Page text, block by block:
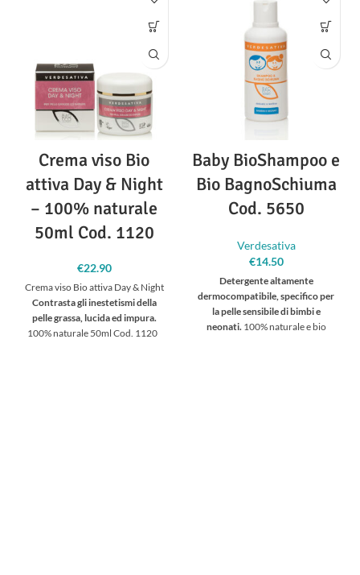
Crema viso Bio
attiva Day & Night
– 100% naturale
50ml Cod. 1120
€22.90
Crema viso Bio attiva Day & Night
Contrasta gli inestetismi della
pelle grassa, lucida ed impura.
100% naturale 50ml Cod. 1120
Baby BioShampoo e
Bio BagnoSchiuma
Cod. 5650
Verdesativa
€14.50
Detergente altamente
dermocompatibile, specifico per
la pelle sensibile di bimbi e
neonati. 100% naturale e bio